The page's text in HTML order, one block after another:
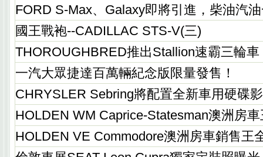
FORD S-Max、Galaxy即將引進，柴油汽
國王戰袍--CADILLAC STS-V(三)
THOROUGHBRED推出Stallion速霸三輪車
一汽大眾捷達百萬輛紀念版限量發售！
CHRYSLER Sebring將配置全新車用硬碟
HOLDEN WM Caprice-Statesman澳洲房
HOLDEN VE Commodore澳洲房車銷售王